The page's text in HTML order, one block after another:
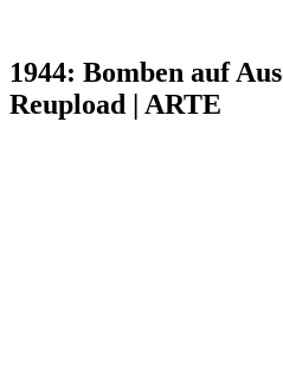
1944: Bomben auf
Reupload | ARTE